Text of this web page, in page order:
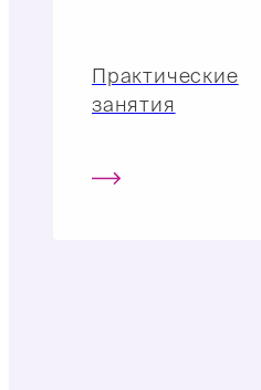
Практические
занятия